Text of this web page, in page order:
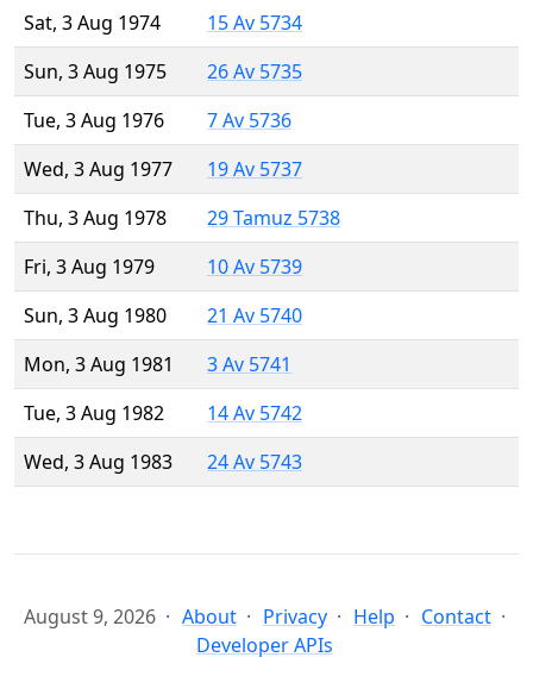
Sat, 3 Aug 1974
15 Av 5734
Sun, 3 Aug 1975
26 Av 5735
Tue, 3 Aug 1976
7 Av 5736
Wed, 3 Aug 1977
19 Av 5737
Thu, 3 Aug 1978
29 Tamuz 5738
Fri, 3 Aug 1979
10 Av 5739
Sun, 3 Aug 1980
21 Av 5740
Mon, 3 Aug 1981
3 Av 5741
Tue, 3 Aug 1982
14 Av 5742
Wed, 3 Aug 1983
24 Av 5743
August 9, 2026 About Privacy Help
Contact
Developer APIs